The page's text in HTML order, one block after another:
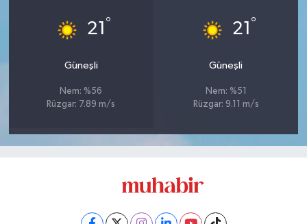
21 °
Güneşli
Nem: %56
Rüzgar: 7.89 m/s
21 °
Güneşli
Nem: %51
Rüzgar: 9.11 m/s